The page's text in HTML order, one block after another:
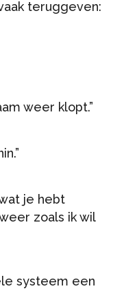
teruggeven:
weer klopt.”
je hebt
zoals ik wil
systeem een